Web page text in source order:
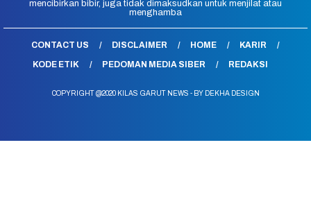
mencibirkan bibir, juga tidak dimaksudkan untuk menjilat atau
menghamba
CONTACT US DISCLAIMER HOME
KARIR
KODE ETIK
PEDOMAN MEDIA SIBER REDAKSI
COPYRIGHT @2020 KILAS GARUT NEWS - BY DEKHA DESIGN